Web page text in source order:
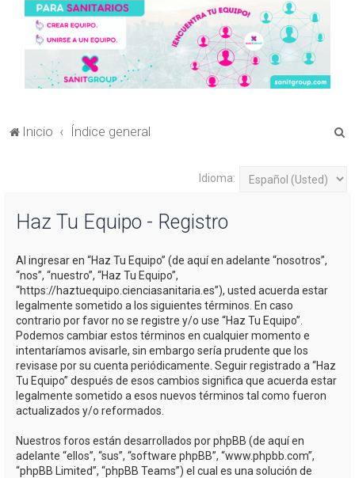
Inicio Índice general
Idioma:
Haz Tu Equipo - Registro
Al ingresar en “Haz Tu Equipo” (de aquí en adelante “nosotros”,
“nos”, “nuestro”, “Haz Tu Equipo”,
“https://haztuequipo.cienciasanitaria.es”), usted acuerda estar
legalmente sometido a los siguientes términos. En caso
contrario por favor no se registre y/o use “Haz Tu Equipo”.
Podemos cambiar estos términos en cualquier momento e
intentaríamos avisarle, sin embargo sería prudente que los
revisase por su cuenta periódicamente. Seguir registrado a “Haz
Tu Equipo” después de esos cambios significa que acuerda estar
legalmente sometido a esos nuevos términos tal como fueron
actualizados y/o reformados.
Nuestros foros están desarrollados por phpBB (de aquí en
adelante “ellos”, “sus”, “software phpBB”, “www.phpbb.com”,
“phpBB Limited”, “phpBB Teams”) el cual es una solución de